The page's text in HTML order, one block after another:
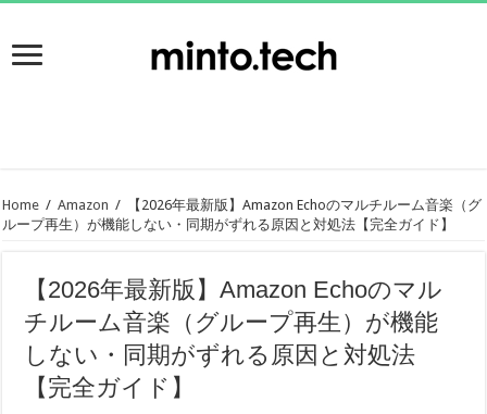
Home / Amazon /
【2026年最新版】Amazon Echoのマルチルーム音楽（グ
ループ再生）が機能しない・同期がずれる原因と対処法【完全ガイド】
【2026年最新版】Amazon Echoのマル
チルーム音楽（グループ再生）が機能
しない・同期がずれる原因と対処法
【完全ガイド】